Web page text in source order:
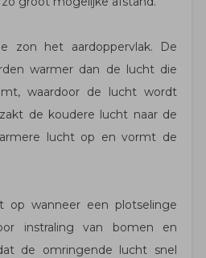
zon het aardoppervlak. De
warmer dan de lucht die
waardoor de lucht wordt
de koudere lucht naar de
lucht op en vormt de
op wanneer een plotselinge
instraling van bomen en
de omringende lucht snel